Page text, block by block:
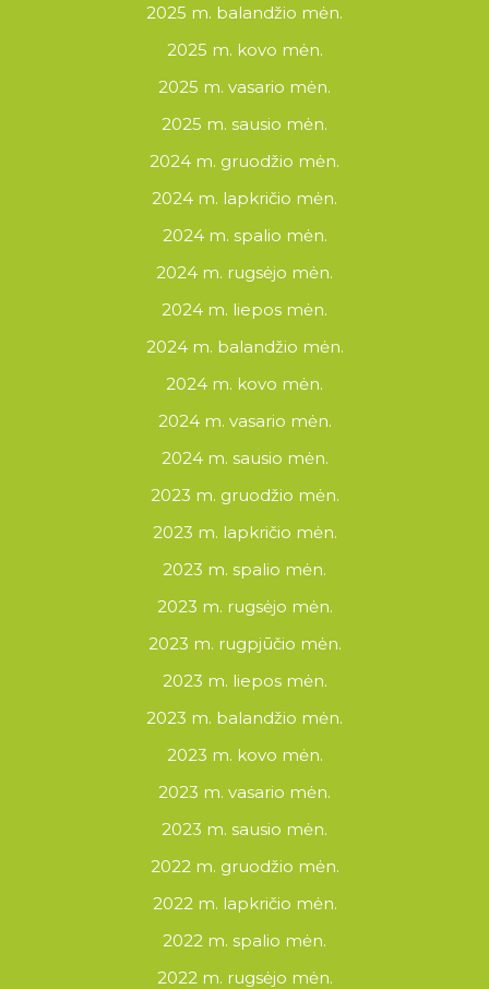
2025 m. balandžio mėn.
2025 m. kovo mėn.
2025 m. vasario mėn.
2025 m. sausio mėn.
2024 m. gruodžio mėn.
2024 m. lapkričio mėn.
2024 m. spalio mėn.
2024 m. rugsėjo mėn.
2024 m. liepos mėn.
2024 m. balandžio mėn.
2024 m. kovo mėn.
2024 m. vasario mėn.
2024 m. sausio mėn.
2023 m. gruodžio mėn.
2023 m. lapkričio mėn.
2023 m. spalio mėn.
2023 m. rugsėjo mėn.
2023 m. rugpjūčio mėn.
2023 m. liepos mėn.
2023 m. balandžio mėn.
2023 m. kovo mėn.
2023 m. vasario mėn.
2023 m. sausio mėn.
2022 m. gruodžio mėn.
2022 m. lapkričio mėn.
2022 m. spalio mėn.
2022 m. rugsėjo mėn.